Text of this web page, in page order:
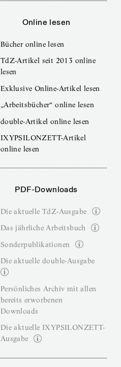
Online lesen
Bücher online lesen
TdZ-Artikel seit 2013 online
lesen
Exklusive Online-Artikel lesen
„Arbeitsbücher“ online lesen
double-Artikel online lesen
IXYPSILONZETT-Artikel
online lesen
PDF-Downloads
Die aktuelle TdZ-Ausgabe
Das jährliche Arbeitsbuch
Sonderpublikationen
Die aktuelle double-Ausgabe
Persönliches Archiv mit allen
bereits erworbenen
Downloads
Die aktuelle IXYPSILONZETT-
Ausgabe